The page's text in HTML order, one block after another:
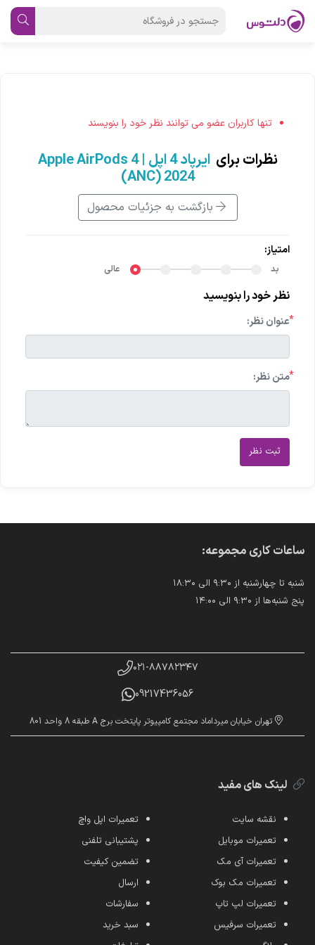
تنها کاربران عضو می توانند نظر خود را بنویسند
نظرات برای
ایرپاد 4 اپل | Apple AirPods 4
(ANC) 2024
بازگشت به جزئیات محصول
امتیاز:
بد عالی
نظر خود را بنویسید
عنوان نظر:*
متن نظر:*
ثبت نظر
ساعات کاری مجموعه:
شنبه تا چهارشنبه از ۹:۳۰ الی ۱۸:۳۰
پنج شنبه‌ها از ۹:۳۰ الی ۱۴:۰۰
۰۲۱-۸۸۷۸۲۳۴۷
09217436056
تهران خیابان میرداماد مجتمع کامپیوتر پایتخت برج A طبقه 8 واحد 801
لینک های مفید
نقشه سایت
تعمیرات موبایل
تعمیرات آی مک
تعمیرات مک بوک
تعمیرات لپ تاپ
تعمیرات سرفیس
تعمیرات اپل واچ
پشتیبانی تلفنی
تضمین کیفیت
ارسال
سفارشات
سبد خرید